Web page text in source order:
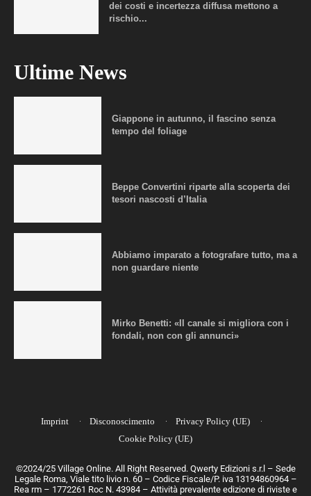
dei costi e incertezza diffusa mettono a
rischio...
Ultime News
Giappone in autunno, il fascino senza
tempo del foliage
Beppe Convertini riparte alla scoperta dei
tesori nascosti d’Italia
Abbiamo imparato a fotografare tutto, ma a
non guardare niente
Mirko Benetti: «Il canale si migliora con i
fondali, non con gli annunci»
©2024/25 Village Online. All Right Reserved. Qwerty Edizioni s.r.l – Sede
Legale Roma, Viale tito livio n. 60 – Codice Fiscale/P. iva 13194860964 –
Rea rm – 1772261 Roc N. 43984 – Attività prevalente edizione di riviste e
Imprint Disconoscimento
Privacy Policy (UE)
Cookie Policy (UE)